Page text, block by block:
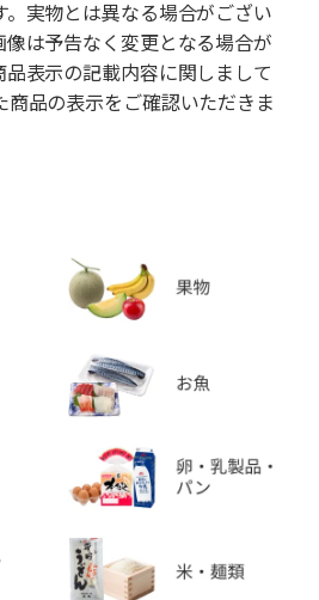
実物とは異なる場合がござい
は予告なく変更となる場合が
品表示の記載内容に関しまして
商品の表示をご確認いただきま